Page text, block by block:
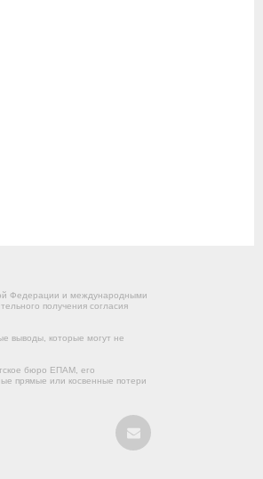
Федерации и международными
получения согласия
выводы, которые могут не
бюро ЕПАМ, его
прямые или косвенные потери